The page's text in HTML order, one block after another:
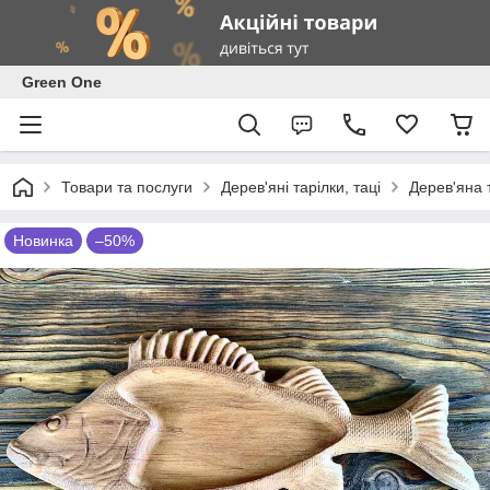
Green One
Товари та послуги Дерев'яні тарілки, таці Дерев'яна
Новинка –50%